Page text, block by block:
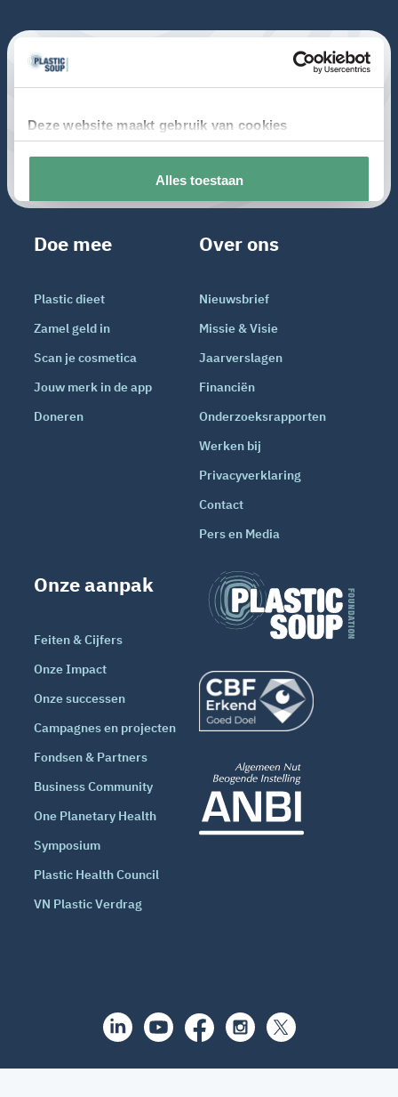
Doe mee
Plastic dieet
Zamel geld in
Scan je cosmetica
Jouw merk in de app
Doneren
Over ons
Nieuwsbrief
Missie & Visie
Jaarverslagen
Financiën
Onderzoeksrapporten
Werken bij
Privacyverklaring
Contact
Pers en Media
Onze aanpak
Feiten & Cijfers
Onze Impact
Onze successen
Campagnes en projecten
Fondsen & Partners
Business Community
One Planetary Health
Symposium
Plastic Health Council
VN Plastic Verdrag